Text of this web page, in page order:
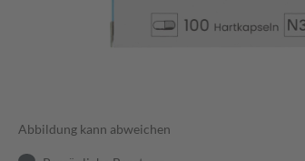
Abbildung kann abweichen